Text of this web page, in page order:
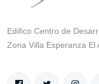
Edifico Centro de
Zona Villa Esperanza El